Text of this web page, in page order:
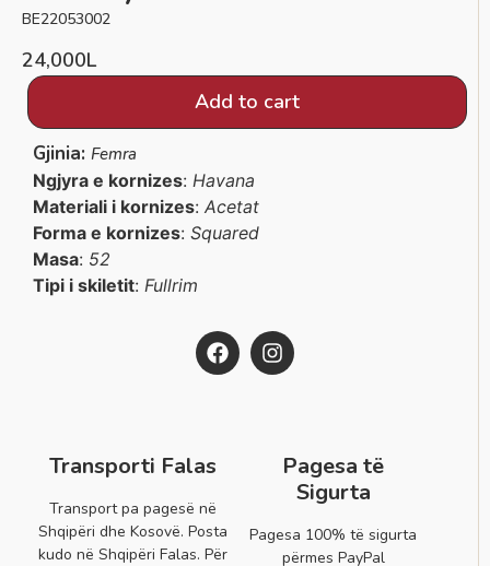
BE22053002
24,000L
Add to cart
Gjinia: Femra
Ngjyra e kornizes: Havana
Materiali i kornizes: Acetat
Forma e kornizes: Squared
Masa: 52
Tipi i skiletit: Fullrim
Transporti Falas
Transport pa pagesë në
Shqipëri dhe Kosovë. Posta
kudo në Shqipëri Falas. Për
Pagesa të
Sigurta
Pagesa 100% të sigurta
përmes PayPal